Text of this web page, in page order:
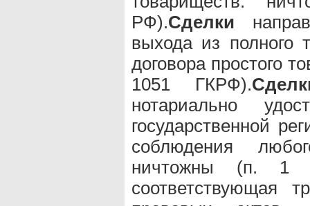
РФ).Сделки
выхода из полного
договора простого
1051 ГКРФ).
нотариально
государственной
соблюдения
ничтожны (п. 1
соответствующая